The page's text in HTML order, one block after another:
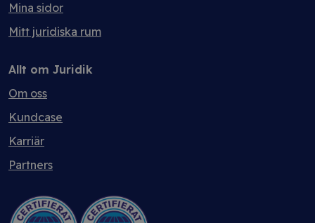
Mina sidor
Mitt juridiska rum
Allt om Juridik
Om oss
Kundcase
Karriär
Partners